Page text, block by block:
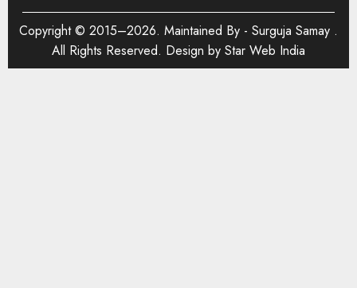
Copyright © 2015–2026. Maintained By - Surguja Samay .
All Rights Reserved. Design by Star Web India